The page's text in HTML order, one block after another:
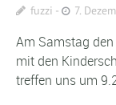
fuzzi 7.
Am Samstag
mit den
treffen uns um